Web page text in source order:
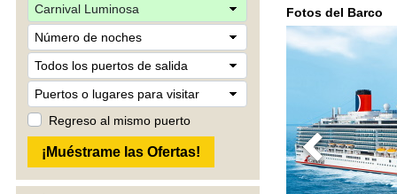
Regreso al mismo puerto
Fotos del Barco
Previous